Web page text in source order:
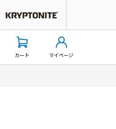
カート マイページ